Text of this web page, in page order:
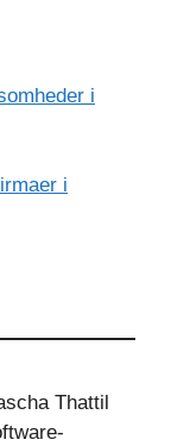
i
i
Thattil